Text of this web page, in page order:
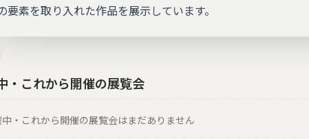
要素を取り入れた作品を展示しています。
・これから開催の展覧会
中・これから開催の展覧会はまだありません